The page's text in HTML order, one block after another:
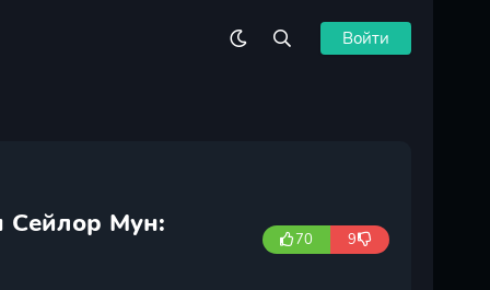
Войти
Сейлор Мун: 70 9